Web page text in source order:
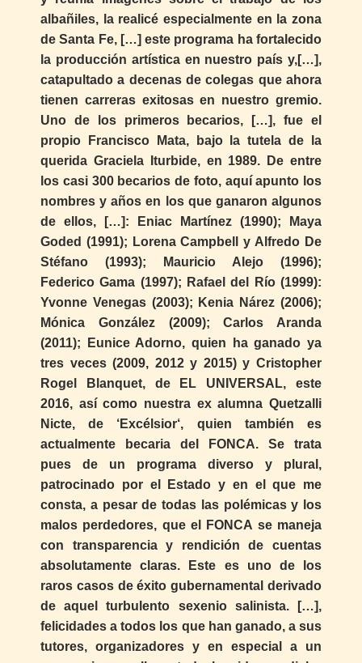
albañiles, la realicé especialmente en la zona
de Santa Fe, […] este programa ha fortalecido
la producción artística en nuestro país y,[…],
catapultado a decenas de colegas que ahora
tienen carreras exitosas en nuestro gremio.
Uno de los primeros becarios, […], fue el
propio Francisco Mata, bajo la tutela de la
querida Graciela Iturbide, en 1989. De entre
los casi 300 becarios de foto, aquí apunto los
nombres y años en los que ganaron algunos
de ellos, […]: Eniac Martínez (1990); Maya
Goded (1991); Lorena Campbell y Alfredo De
Stéfano (1993); Mauricio Alejo (1996);
Federico Gama (1997); Rafael del Río (1999):
Yvonne Venegas (2003); Kenia Nárez (2006);
Mónica González (2009); Carlos Aranda
(2011); Eunice Adorno, quien ha ganado ya
tres veces (2009, 2012 y 2015) y Cristopher
Rogel Blanquet, de EL UNIVERSAL, este
2016, así como nuestra ex alumna Quetzalli
Nicte, de ‘Excélsior‘, quien también es
actualmente becaria del FONCA. Se trata
pues de un programa diverso y plural,
patrocinado por el Estado y en el que me
consta, a pesar de todas las polémicas y los
malos perdedores, que el FONCA se maneja
con transparencia y rendición de cuentas
absolutamente claras. Este es uno de los
raros casos de éxito gubernamental derivado
de aquel turbulento sexenio salinista. […],
felicidades a todos los que han ganado, a sus
tutores, organizadores y en especial a un